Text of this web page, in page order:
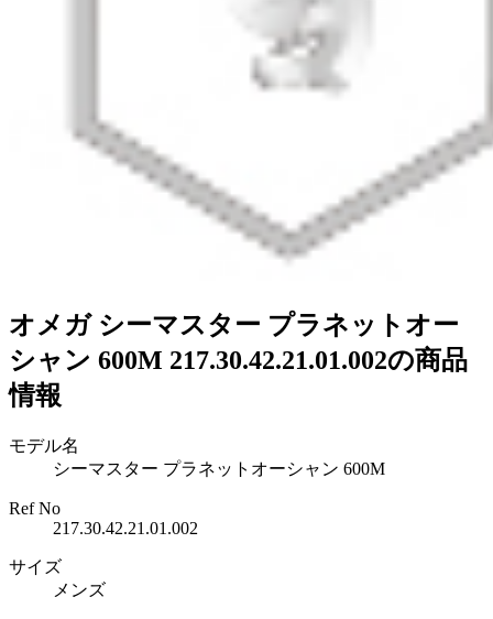
オメガ シーマスター プラネットオー
シャン 600M 217.30.42.21.01.002の商品
情報
モデル名
シーマスター プラネットオーシャン 600M
Ref No
217.30.42.21.01.002
サイズ
メンズ